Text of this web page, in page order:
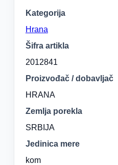
Kategorija
Hrana
Šifra artikla
2012841
Proizvođač / dobavljač
HRANA
Zemlja porekla
SRBIJA
Jedinica mere
kom